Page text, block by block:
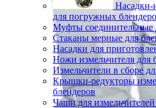
Насадки-
для погружных
Муфты соединительные
Стаканы мерные для
Насадки для
Ножи измельчителя для
Измельчители в сборе
Крышки-редукторы
блендеров
Чаши для